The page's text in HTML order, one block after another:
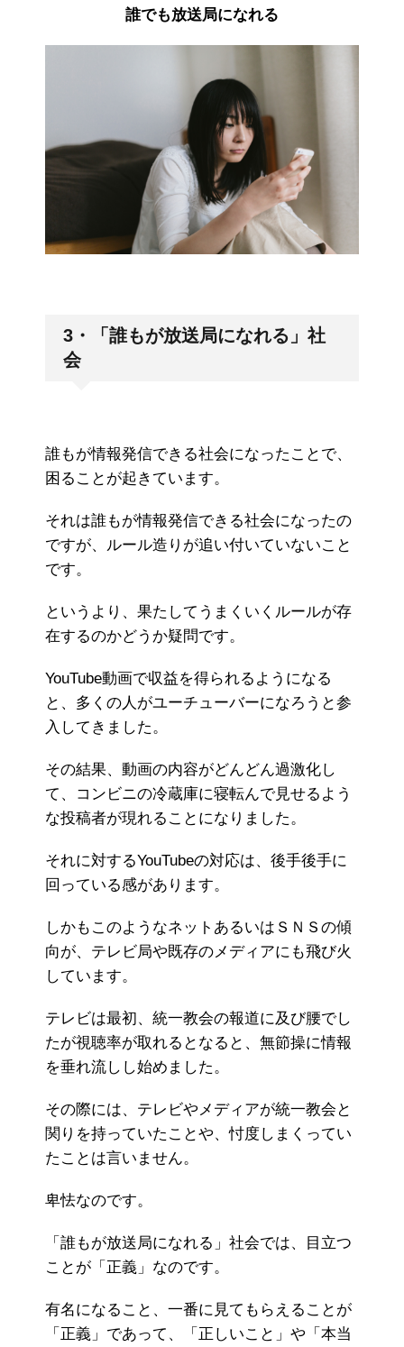
誰でも放送局になれる
3・「誰もが放送局になれる」社
会
誰もが情報発信できる社会になったことで、
困ることが起きています。
それは誰もが情報発信できる社会になったの
ですが、ルール造りが追い付いていないこと
です。
というより、果たしてうまくいくルールが存
在するのかどうか疑問です。
YouTube動画で収益を得られるようになる
と、多くの人がユーチューバーになろうと参
入してきました。
その結果、動画の内容がどんどん過激化し
て、コンビニの冷蔵庫に寝転んで見せるよう
な投稿者が現れることになりました。
それに対するYouTubeの対応は、後手後手に
回っている感があります。
しかもこのようなネットあるいはＳＮＳの傾
向が、テレビ局や既存のメディアにも飛び火
しています。
テレビは最初、統一教会の報道に及び腰でし
たが視聴率が取れるとなると、無節操に情報
を垂れ流しし始めました。
その際には、テレビやメディアが統一教会と
関りを持っていたことや、忖度しまくってい
たことは言いません。
卑怯なのです。
「誰もが放送局になれる」社会では、目立つ
ことが「正義」なのです。
有名になること、一番に見てもらえることが
「正義」であって、「正しいこと」や「本当